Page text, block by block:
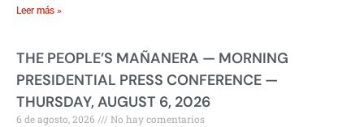
Leer más »
THE PEOPLE’S MAÑANERA — MORNING
PRESIDENTIAL PRESS CONFERENCE —
THURSDAY, AUGUST 6, 2026
6 de agosto, 2026 No hay comentarios